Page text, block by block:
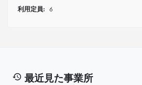
利用定員: 6
最近見た事業所